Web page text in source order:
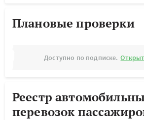
Плановые проверки
Доступно по подписке.
Реестр
перевозок